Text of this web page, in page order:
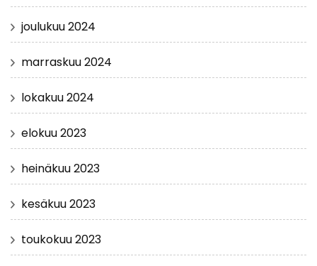
joulukuu 2024
marraskuu 2024
lokakuu 2024
elokuu 2023
heinäkuu 2023
kesäkuu 2023
toukokuu 2023